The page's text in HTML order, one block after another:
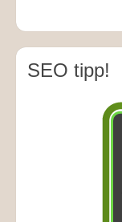
SEO tipp!